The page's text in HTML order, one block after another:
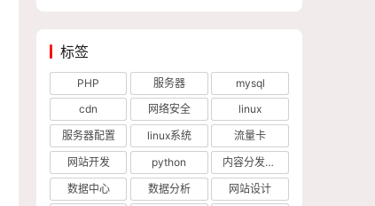
标签
PHP 服务器
mysql
cdn
网络安全
linux
服务器配置
linux系统
流量卡
网站开发
python
内容分发网络
数据中心
数据分析
网站设计